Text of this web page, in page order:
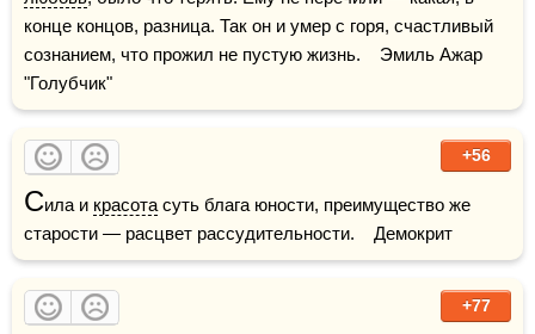
конце концов, разница. Так он и умер с горя, счастливый
сознанием, что прожил не пустую жизнь.    Эмиль Ажар
"Голубчик"
+56
Сила и красота суть блага юности, преимущество же
старости — расцвет рассудительности.    Демокрит
+77